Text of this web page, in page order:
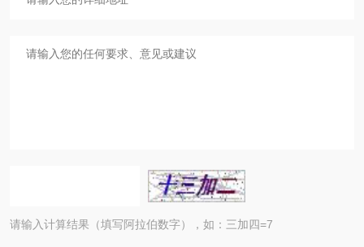
请输入计算结果（填写阿拉伯数字），如：三加四=7